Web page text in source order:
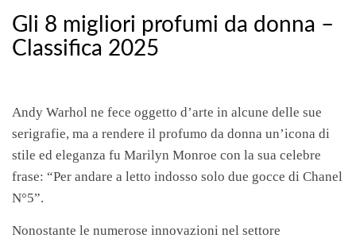
Gli 8 migliori profumi da donna –
Classifica 2025
Andy Warhol ne fece oggetto d’arte in alcune delle sue
serigrafie, ma a rendere il profumo da donna un’icona di
stile ed eleganza fu Marilyn Monroe con la sua celebre
frase: “Per andare a letto indosso solo due gocce di Chanel
N°5”.
Nonostante le numerose innovazioni nel settore